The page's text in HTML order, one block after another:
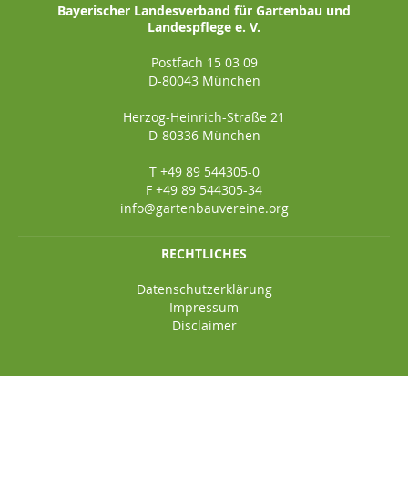
Bayerischer Landesverband für Gartenbau und
Landespflege e. V.
Postfach 15 03 09
D-80043 München
Herzog-Heinrich-Straße 21
D-80336 München
T +49 89 544305-0
F +49 89 544305-34
info@gartenbauvereine.org
RECHTLICHES
Datenschutzerklärung
Impressum
Disclaimer